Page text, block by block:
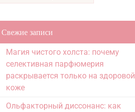
Свежие записи
Магия чистого холста: почему
селективная парфюмерия
раскрывается только на здоровой
коже
Ольфакторный диссонанс: как